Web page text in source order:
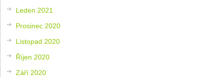
Leden 2021
Prosinec 2020
Listopad 2020
Říjen 2020
Září 2020